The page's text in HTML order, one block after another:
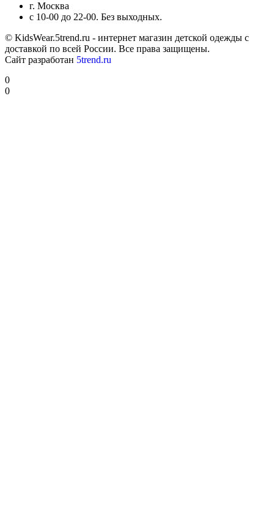
г. Москва
с 10-00 до 22-00. Без выходных.
© KidsWear.5trend.ru - интернет магазин детской одежды с
доставкой по всей России. Все права защищены.
Сайт разработан 5trend.ru
0
0